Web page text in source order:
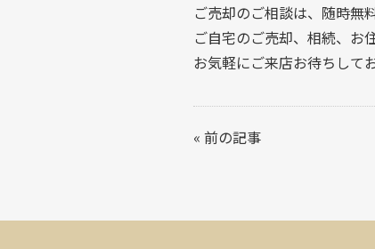
ご売却のご相談は、随時無
ご自宅のご売却、相続、お
お気軽にご来店お待ちして
« 前の記事